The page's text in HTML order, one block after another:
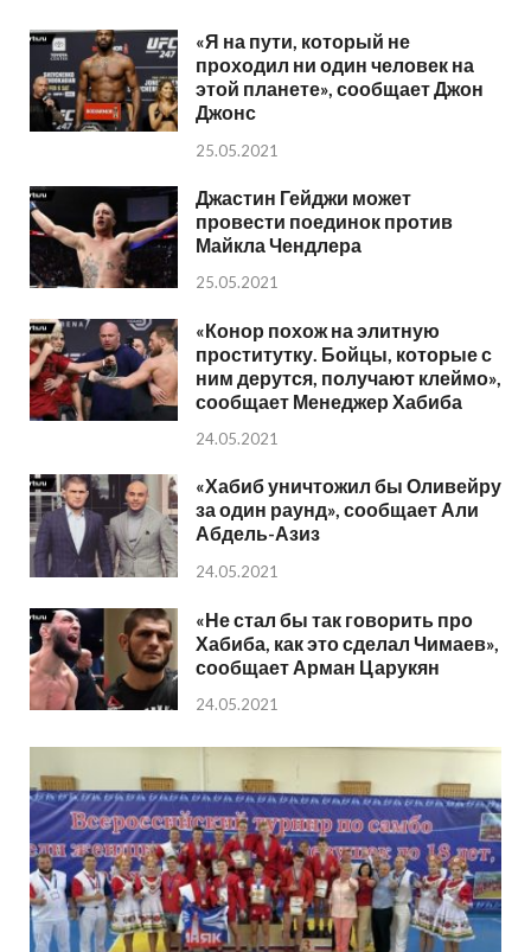
«Я на пути, который не
проходил ни один человек на
этой планете», сообщает Джон
Джонс
25.05.2021
Джастин Гейджи может
провести поединок против
Майкла Чендлера
25.05.2021
«Конор похож на элитную
проститутку. Бойцы, которые с
ним дерутся, получают клеймо»,
сообщает Менеджер Хабиба
24.05.2021
«Хабиб уничтожил бы Оливейру
за один раунд», сообщает Али
Абдель-Азиз
24.05.2021
«Не стал бы так говорить про
Хабиба, как это сделал Чимаев»,
сообщает Арман Царукян
24.05.2021